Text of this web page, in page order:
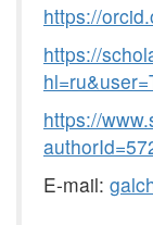
https://
https://
https://
authorId=5
E-mail: